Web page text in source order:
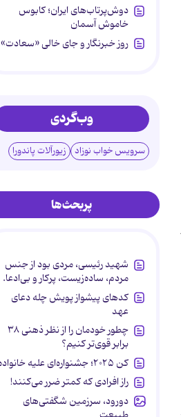
دوش‌پرتاب‌های ایران؛ کابوس
خاموش آسمان
روز خبرنگار و جای خالی «سعادت»
وب‌گردی
سرویس خواب نوزاد زیورآلات پاندورا
پربحث‌ها
شهید رئیسی، مردی بود از جنس
مردم، ساده‌زیست، پرکار و بی‌ادعا.
کدهای پیشواز پویش چله دعای
عهد
چطور خودمان را از نظر ذهنی ۳۸
برابر قوی‌تر کنیم؟
کن ۲۰۲۵؛ جشنواره‌ای علیه خانواده
راز افرادی که کمتر ضرر می‌کنند!
دورود، سرزمین شگفتی‌های